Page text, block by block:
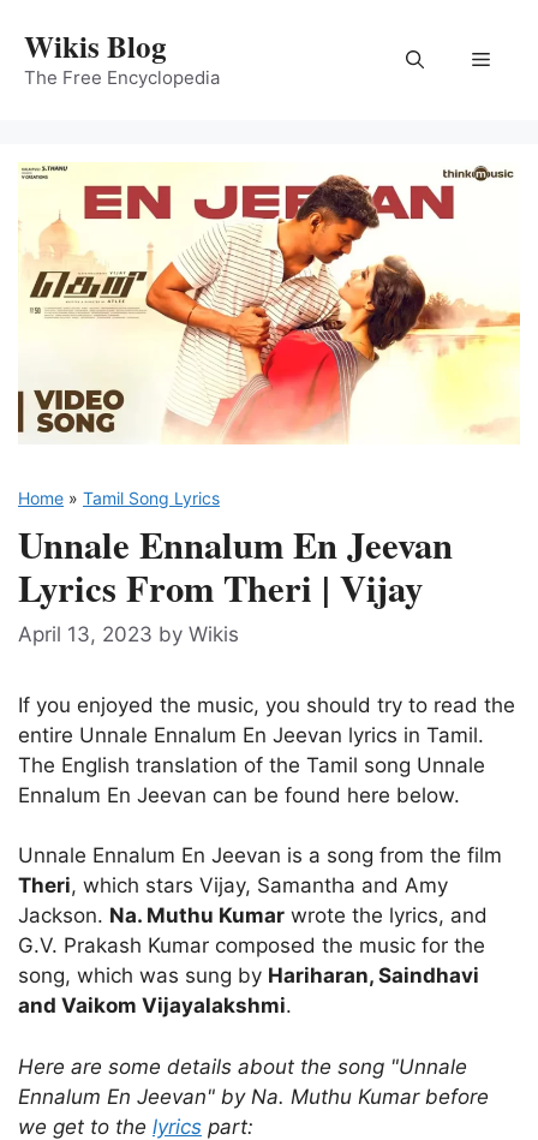
content
Wikis Blog
The Free Encyclopedia
Menu
Home » Tamil Song Lyrics
Unnale Ennalum En Jeevan
Lyrics From Theri | Vijay
April 13, 2023 by Wikis
If you enjoyed the music, you should try to read the
entire Unnale Ennalum En Jeevan lyrics in Tamil.
The English translation of the Tamil song Unnale
Ennalum En Jeevan can be found here below.
Unnale Ennalum En Jeevan is a song from the film
Theri, which stars Vijay, Samantha and Amy
Jackson. Na. Muthu Kumar wrote the lyrics, and
G.V. Prakash Kumar composed the music for the
song, which was sung by Hariharan, Saindhavi
and Vaikom Vijayalakshmi.
Here are some details about the song "Unnale
Ennalum En Jeevan" by Na. Muthu Kumar before
we get to the lyrics part: